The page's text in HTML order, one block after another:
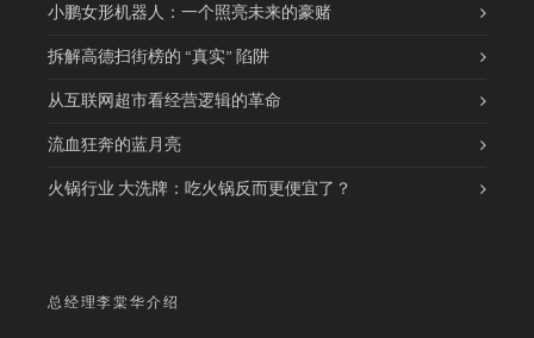
小鹏女形机器人：一个照亮未来的豪赌
拆解高德扫街榜的 “真实” 陷阱
从互联网超市看经营逻辑的革命
流血狂奔的蓝月亮
火锅行业 大洗牌：吃火锅反而更便宜了？
总经理李棠华介绍